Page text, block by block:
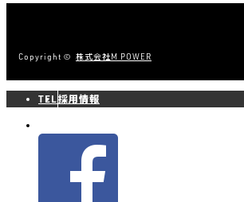
Copyright © 株式会社M POWER
TEL採用情報